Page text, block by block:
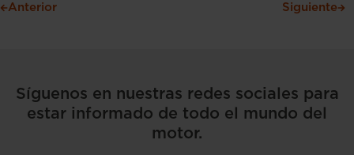
Anterior Siguiente
Síguenos en nuestras redes sociales para
estar informado de todo el mundo del
motor.